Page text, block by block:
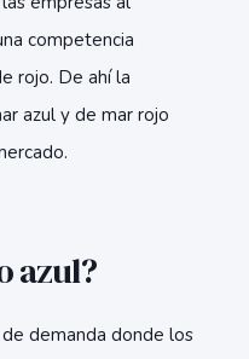
competencia
rojo. De ahí la
azul y de mar rojo
azul?
demanda donde los